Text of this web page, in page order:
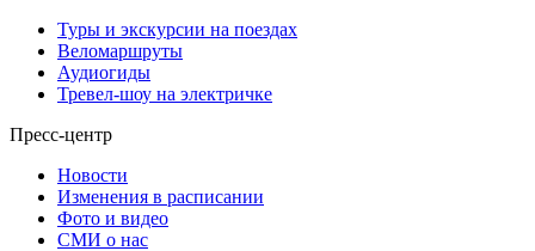
Туры и экскурсии на поездах
Веломаршруты
Аудиогиды
Тревел-шоу на электричке
Пресс-центр
Новости
Изменения в расписании
Фото и видео
СМИ о нас